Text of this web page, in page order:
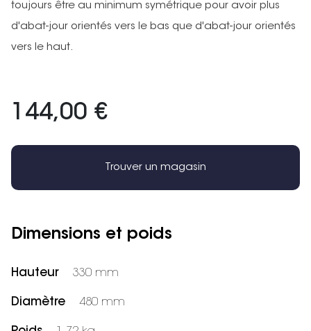
toujours être au minimum symétrique pour avoir plus
d'abat-jour orientés vers le bas que d'abat-jour orientés
vers le haut.
144,00 €
Trouver un magasin
Dimensions et poids
Hauteur 330 mm
Diamètre 480 mm